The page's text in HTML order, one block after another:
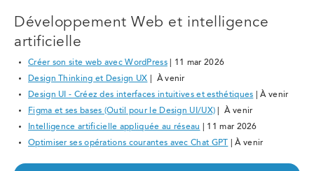
Développement Web et intelligence
artificielle
Créer son site web avec WordPress| 11 mar 2026
Design Thinking et Design UX | À venir
Design UI - Créez des interfaces intuitives et esthétiques | À venir
Figma et ses bases (Outil pour le Design UI/UX) | À venir
Intelligence artificielle appliquée au réseau
| 11 mar 2026
Optimiser ses opérations courantes avec Chat GPT
| À venir